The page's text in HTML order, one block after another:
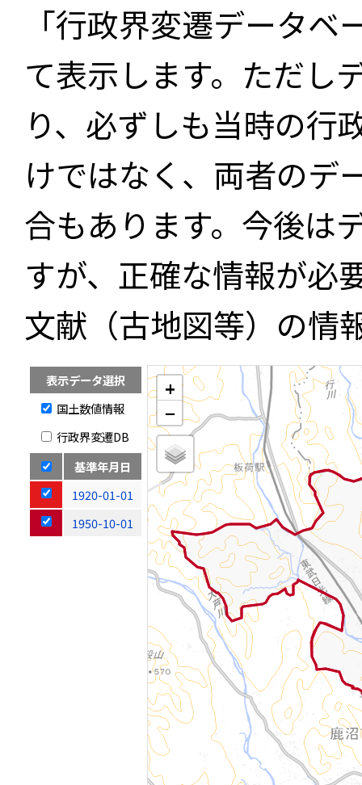
「行政界変遷データ
て表示します。ただし
り、必ずしも当時の行
けではなく、両者のデ
合もあります。今後は
すが、正確な情報が必
文献（古地図等）の情
表示データ選択
国土数値情報
行政界変遷DB
基準年月日
1920-01-01
1950-10-01
+
−